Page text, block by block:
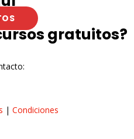
gratuitos?
| Condiciones